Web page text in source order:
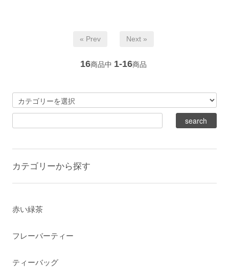
« Prev Next »
16商品中 1-16商品
カテゴリーから探す
赤い緑茶
フレーバーティー
ティーバッグ